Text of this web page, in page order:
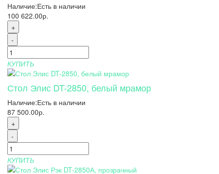
Наличие:Есть в наличии
100 622.00р.
+
-
КУПИТЬ
Стол Элис DT-2850, белый мрамор
Наличие:Есть в наличии
87 500.00р.
+
-
КУПИТЬ